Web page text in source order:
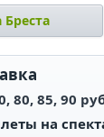
80, 85, 90
на